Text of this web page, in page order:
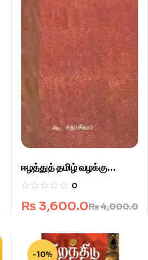
ஈழத்துத் தமிழ் வழக்கு
அகராதி.
0
₨4,000.0
₨ 3,600.0
-10%